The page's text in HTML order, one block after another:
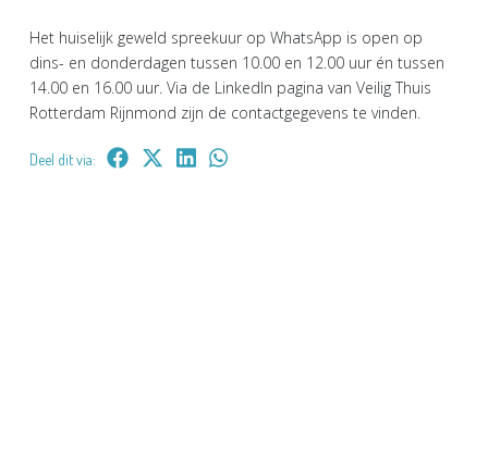
Het huiselijk geweld spreekuur op WhatsApp is open op
dins- en donderdagen tussen 10.00 en 12.00 uur én tussen
14.00 en 16.00 uur. Via de LinkedIn pagina van Veilig Thuis
Rotterdam Rijnmond zijn de contactgegevens te vinden.
Deel dit via: